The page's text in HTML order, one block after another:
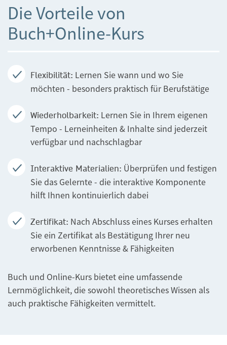
Die Vorteile von
Buch+Online-Kurs
Flexibilität: Lernen Sie wann und wo Sie
möchten - besonders praktisch für Berufstätige
Wiederholbarkeit: Lernen Sie in Ihrem eigenen
Tempo - Lerneinheiten & Inhalte sind jederzeit
verfügbar und nachschlagbar
Interaktive Materialien: Überprüfen und festigen
Sie das Gelernte - die interaktive Komponente
hilft Ihnen kontinuierlich dabei
Zertifikat: Nach Abschluss eines Kurses erhalten
Sie ein Zertifikat als Bestätigung Ihrer neu
erworbenen Kenntnisse & Fähigkeiten
Buch und Online-Kurs bietet eine umfassende
Lernmöglichkeit, die sowohl theoretisches Wissen als
auch praktische Fähigkeiten vermittelt.